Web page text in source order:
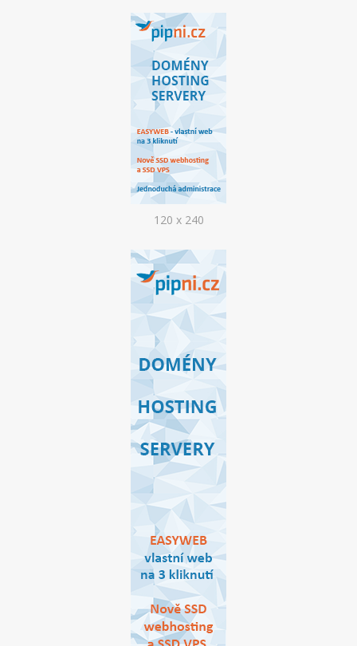
ADMINER
FORUM
MONITORING
ADMINISTRACE
INFORMACE
KONTAKTY
NÁPOVĚDA
NOVINKY
ODSTÁVKY A VÝPADKY
TECHNOLOGIE
PROVIZE A SLEVY
PROBÍHAJÍCÍ AKCE
PROPAGACE
REFERENCE
VŠEOBECNÉ PODMÍNKY
OCHRANA OSOBNÍCH ÚDAJŮ
120 x 240